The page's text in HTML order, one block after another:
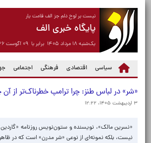
نیست بر لوح دلم جز الف قامت یار
پایگاه خبری الف
یک‌شنبه ۱۸ مرداد ۱۴۰۵ برابر با ۰۹ آگوست ۲۰۲۶
سیاسی اقتصادی فرهنگی اجتماعی
«شر» در لباس طنز: چرا ترامپ خطرناک‌تر از
۳ اردیبهشت ۱۴۰۵، ۱۲:۲۲
«نسرین مالک»، نویسنده و ستون‌نویس روزنامه
نیست، بلکه نمونه‌ای از نوعی «شر مدرن» است که در